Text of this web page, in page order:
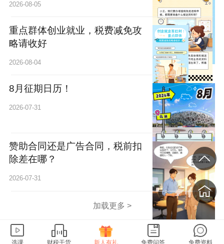
2026-08-05
重点群体创业就业，税费减免攻
略请收好
2026-08-04
8月征期日历！
2026-07-31
赞助合同还是广告合同，税前扣
除差在哪？
2026-07-31
加载更多 >